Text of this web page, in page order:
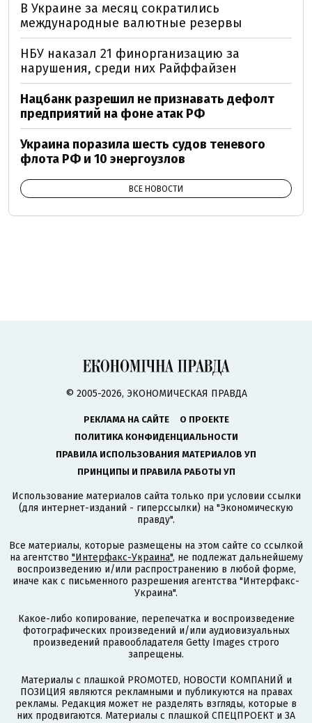
В Украине за месяц сократились
международные валютные резервы
НБУ наказал 21 финорганизацию за
нарушения, среди них Райффайзен
Нацбанк разрешил не признавать дефолт
предприятий на фоне атак РФ
Украина поразила шесть судов теневого
флота РФ и 10 энергоузлов
ВСЕ НОВОСТИ
© 2005-2026, ЭКОНОМИЧЕСКАЯ ПРАВДА
РЕКЛАМА НА САЙТЕ
О ПРОЕКТЕ
ПОЛИТИКА КОНФИДЕНЦИАЛЬНОСТИ
ПРАВИЛА ИСПОЛЬЗОВАНИЯ МАТЕРИАЛОВ УП
ПРИНЦИПЫ И ПРАВИЛА РАБОТЫ УП
Использование материалов сайта только при условии ссылки
(для интернет-изданий - гиперссылки) на "Экономическую
правду".
Все материалы, которые размещены на этом сайте со ссылкой
на агентство "Интерфакс-Украина", не подлежат дальнейшему
воспроизведению и/или распространению в любой форме,
иначе как с письменного разрешения агентства "Интерфакс-
Украина".
Какое-либо копирование, перепечатка и воспроизведение
фотографических произведений и/или аудиовизуальных
произведений правообладателя Getty Images строго
запрещены.
Материалы с плашкой PROMOTED, НОВОСТИ КОМПАНИЙ и
ПОЗИЦИЯ являются рекламными и публикуются на правах
рекламы. Редакция может не разделять взгляды, которые в
них продвигаются. Материалы с плашкой СПЕЦПРОЕКТ и ЗА